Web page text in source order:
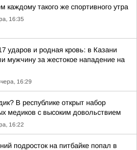
каждому такого же спортивного утра
16:35
ударов и родная кровь: в Казани
мужчину за жестокое нападение на
16:29
В республике открыт набор
медиков с высоким довольствием
16:22
подросток на питбайке попал в